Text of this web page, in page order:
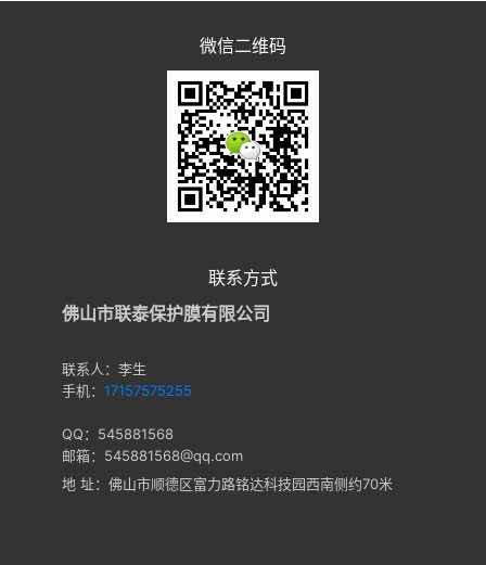
微信二维码
联系方式
佛山市联泰保护膜有限公司
联系人：李生
手机： 17157575255
QQ：545881568
邮箱：545881568@qq.com
地 址：佛山市顺德区富力路铭达科技园西南侧约70米